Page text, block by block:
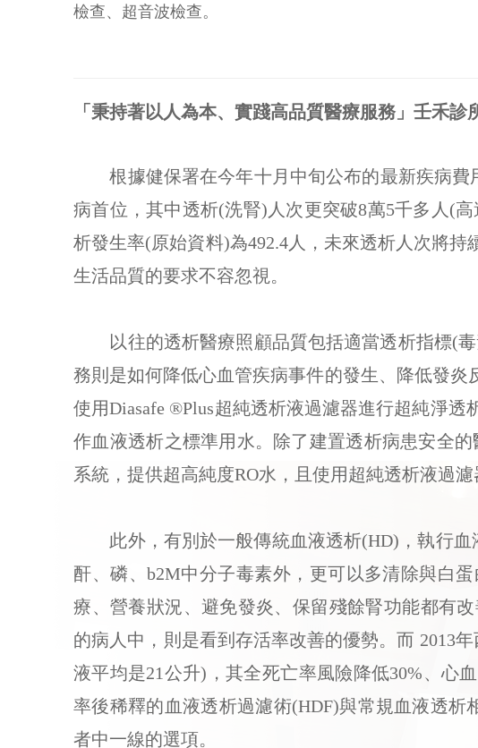
檢查、超音波檢查。
「秉持著以人為本、實踐高品質醫療服務」壬禾診
根據健保署在今年十月中旬公布的最新疾病費
病首位，其中透析(洗腎)人次更突破8萬5千多人(
析發生率(原始資料)為492.4人，未來透析人次將
生活品質的要求不容忽視。
以往的透析醫療照顧品質包括適當透析指標(毒
務則是如何降低心血管疾病事件的發生、降低發
使用Diasafe ®Plus超純透析液過濾器進行超純淨
作血液透析之標準用水。除了建置透析病患安全
系統，提供超高純度RO水，且使用超純透析液過
此外，有別於一般傳統血液透析(HD)，執行血
酐、磷、b2M中分子毒素外，更可以多清除與白
療、營養狀況、避免發炎、保留殘餘腎功能都有
的病人中，則是看到存活率改善的優勢。而 2013
液平均是21公升)，其全死亡率風險降低30%、心
率後稀釋的血液透析過濾術(HDF)與常規血液透
者中一線的選項。